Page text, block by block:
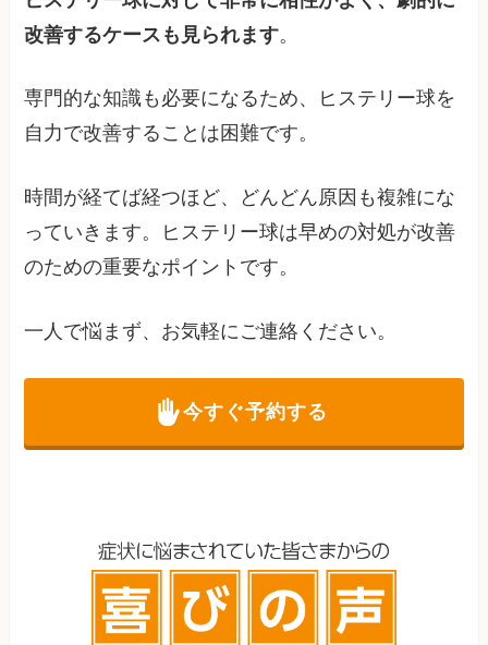
改善するケースも見られます。
専門的な知識も必要になるため、ヒステリー球を
自力で改善することは困難です。
時間が経てば経つほど、どんどん原因も複雑にな
っていきます。ヒステリー球は早めの対処が改善
のための重要なポイントです。
一人で悩まず、お気軽にご連絡ください。
今すぐ予約する